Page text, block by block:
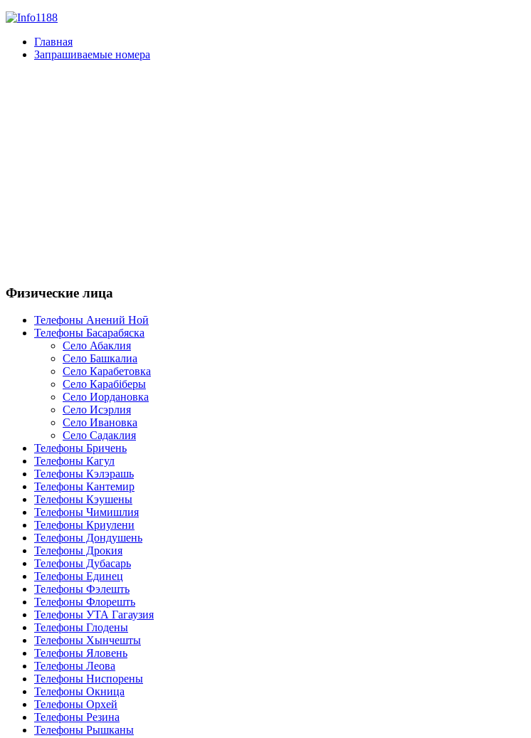
Главная
Запрашиваемые номера
Физические лица
Телефоны Анений Ноӣ
Телефоны Басарабяска
Село Абаклия
Село Башкалиа
Село Карабетовка
Село Карабіберы
Село Иордановка
Село Исэрлия
Село Ивановка
Село Садаклия
Телефоны Бричень
Телефоны Кагул
Телефоны Кэлэрашь
Телефоны Кантемир
Телефоны Кэушены
Телефоны Чимишлия
Телефоны Криулени
Телефоны Дондушень
Телефоны Дрокия
Телефоны Дубасарь
Телефоны Единец
Телефоны Фэлешть
Телефоны Флорешть
Телефоны УТА Гагаузия
Телефоны Глодены
Телефоны Хынчешты
Телефоны Яловень
Телефоны Леова
Телефоны Ниспорены
Телефоны Окница
Телефоны Орхей
Телефоны Резина
Телефоны Рышканы